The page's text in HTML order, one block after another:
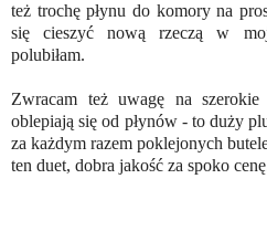
też trochę płynu do komory na
się cieszyć nową rzeczą w
polubiłam.
Zwracam też uwagę na
oblepiają się od płynów - to duży
za każdym razem poklejonych
ten duet, dobra jakość za spoko